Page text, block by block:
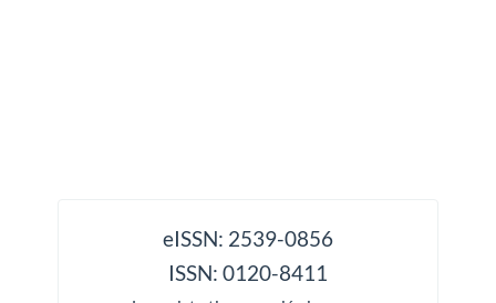
eISSN: 2539-0856
ISSN: 0120-8411